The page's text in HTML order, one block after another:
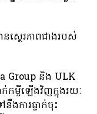
ស្ថេរភាពជាងរបស់
Group និង ULK
កម្ចីឡើងវិញក្នុងរយៈ
ងការធ្លាក់ចុះ